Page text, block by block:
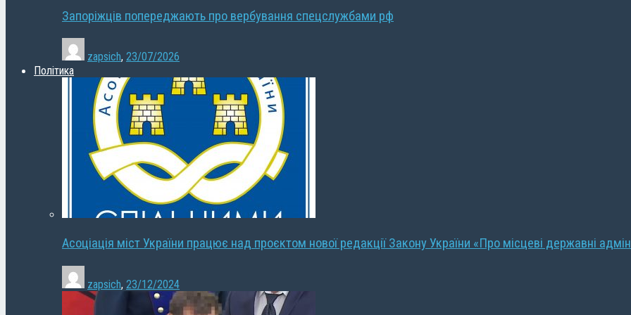
Запоріжців попереджають про вербування спецслужбами рф
zapsich, 23/07/2026
Політика
Асоціація міст України працює над проєктом нової редакції Закону України «Про місцеві державні
zapsich, 23/12/2024